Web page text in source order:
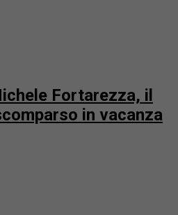
Fortarezza, il
in vacanza